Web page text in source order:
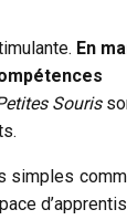
En
Souris
simples